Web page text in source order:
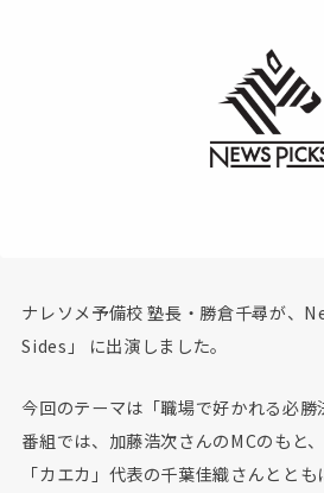
ナレソメ予備校 塾長・勝倉千尋が、
Sides」 に出演しました。
今回のテーマは「職場で好かれる必勝
番組では、加藤浩次さんのMCのもと
「カエカ」代表の千葉佳織さんととも